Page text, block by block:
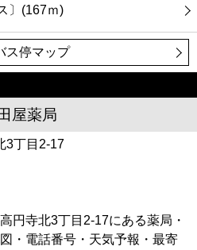
〕(167ｍ)
ス停マップ
屋薬局
3丁目2-17
円寺北3丁目2-17にある薬局・
・電話番号・天気予報・最寄